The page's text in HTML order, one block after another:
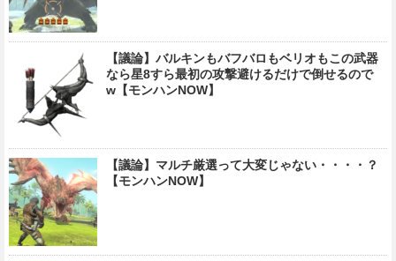
【議論】バルキンもバフバロもベリオもこの武器
なら星8すら最初の攻撃避けるだけで倒せるので
w【モンハンNOW】
【議論】マルチ厳選って大変じゃない・・・・？
【モンハンNOW】